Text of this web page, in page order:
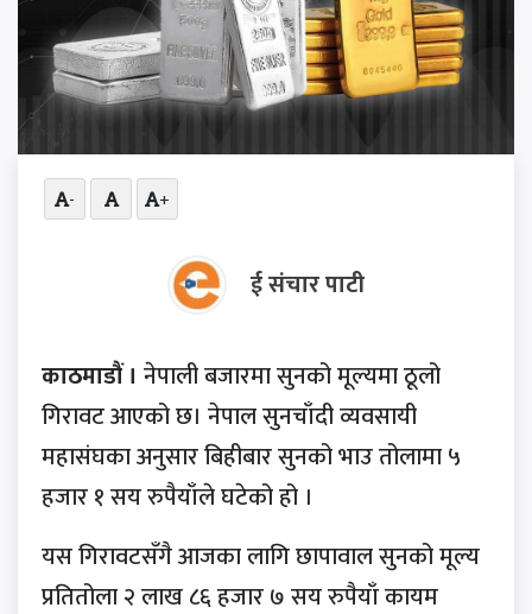
- +
ई संचार पाटी
काठमाडौं । नेपाली बजारमा सुनको मूल्यमा ठूलो
गिरावट आएको छ। नेपाल सुनचाँदी व्यवसायी
महासंघका अनुसार बिहीबार सुनको भाउ तोलामा ५
हजार १ सय रुपैयाँले घटेको हो ।
यस गिरावटसँगै आजका लागि छापावाल सुनको मूल्य
प्रतितोला २ लाख ८६ हजार ७ सय रुपैयाँ कायम